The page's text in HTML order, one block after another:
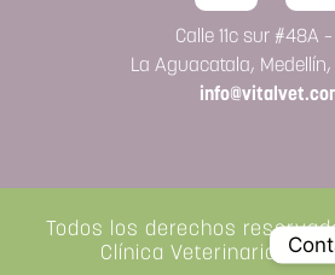
Calle 11c sur #48A
La Aguacatala, Medellín,
Todos los derechos
Clínica Veterinaria de